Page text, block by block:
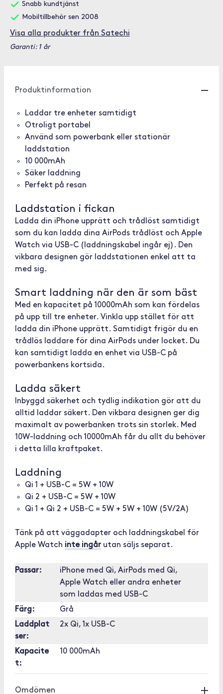
Snabb kundtjänst
Mobiltillbehör sen 2008
Visa alla produkter från Satechi
Garanti: 1 år
Produktinformation
Laddar tre enheter samtidigt
Otroligt portabel
Använd som powerbank eller stationär
laddstation
10 000mAh
Säker laddning
Perfekt på resan
Laddstation i fickan
Ladda din iPhone upprätt och trådlöst samtidigt
som du kan ladda dina AirPods trådlöst och Apple
Watch via USB-C (laddningskabel ingår ej). Den
vikbara designen gör laddstationen enkel att ta
med sig.
Smart laddning när den är som bäst
Med en kapacitet på 10000mAh som kan fördelas
på upp till tre enheter. Vinkla upp stället för att
ladda din iPhone upprätt. Samtidigt frigör du en
trådlös laddare för dina AirPods under locket. Du
kan samtidigt ladda en enhet via USB-C på
powerbankens kortsida.
Ladda säkert
Inbyggd säkerhet och tydlig indikation gör att du
alltid laddar säkert. Den vikbara designen ger dig
maximalt av powerbanken trots sin storlek. Med
10W-laddning och 10000mAh får du allt du behöver
i detta lilla kraftpaket.
Laddning
Qi 1 + USB-C = 5W + 10W
Qi 2 + USB-C = 5W + 10W
Qi 1 + Qi 2 + USB-C = 5W + 5W + 10W (5V/2A)
Tänk på att väggadapter och laddningskabel för
Apple Watch inte ingår utan säljs separat.
Passar:
iPhone med Qi, AirPods med Qi,
Apple Watch eller andra enheter
som laddas med USB-C
Färg:
Grå
Laddplat
ser:
2x Qi, 1x USB-C
Kapacite
t:
10 000mAh
Omdömen